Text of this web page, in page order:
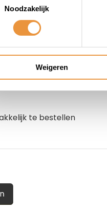
Noodzakelijk
Weigeren
te raden volgende slot
te bestellen
voorband van mijn